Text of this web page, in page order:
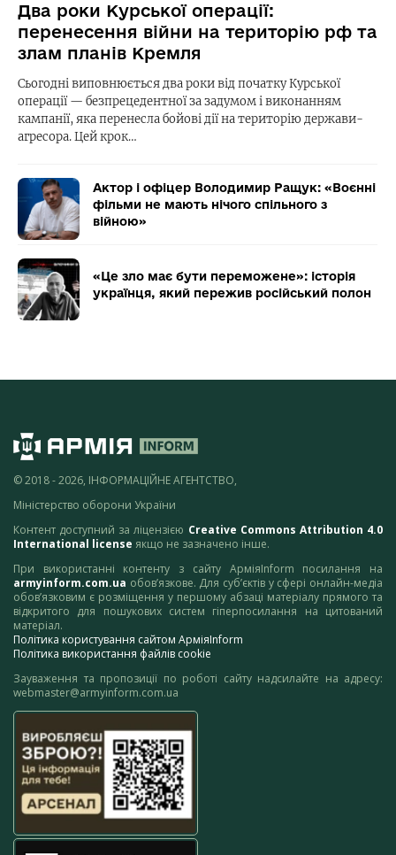
Два роки Курської операції:
перенесення війни на територію рф та
злам планів Кремля
Сьогодні виповнюється два роки від початку Курської
операції — безпрецедентної за задумом і виконанням
кампанії, яка перенесла бойові дії на територію держави-
агресора. Цей крок…
Актор і офіцер Володимир Ращук: «Воєнні
фільми не мають нічого спільного з
війною»
«Це зло має бути переможене»: історія
українця, який пережив російський полон
© 2018 - 2026, ІНФОРМАЦІЙНЕ АГЕНТСТВО,
Міністерство оборони України
Контент доступний за ліцензією Creative Commons Attribution 4.0
International license якщо не зазначено інше.
При використанні контенту з сайту АрміяInform посилання на
armyinform.com.ua обов’язкове. Для суб’єктів у сфері онлайн-медіа
обов’язковим є розміщення у першому абзаці матеріалу прямого та
відкритого для пошукових систем гіперпосилання на цитований
матеріал.
Політика користування сайтом АрміяInform
Політика використання файлів cookie
Зауваження та пропозиції по роботі сайту надсилайте на адресу:
webmaster@armyinform.com.ua